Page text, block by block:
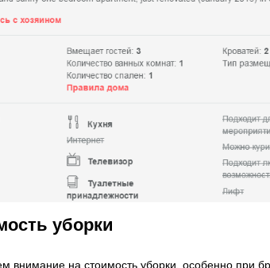
уборки
внимание на стоимость уборки, особенно при